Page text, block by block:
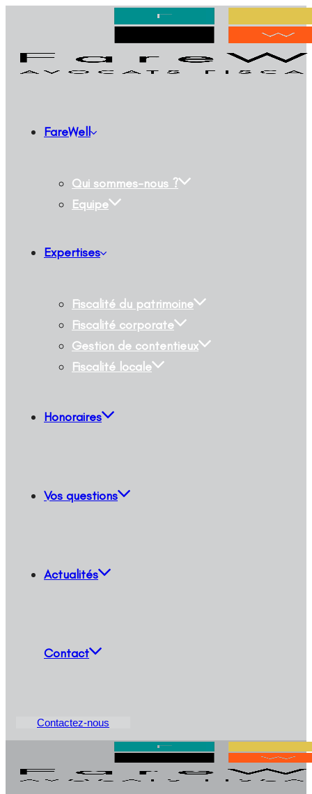
FareWell
Qui sommes-nous ?
Equipe
Expertises
Fiscalité du patrimoine
Fiscalité corporate
Gestion de contentieux
Fiscalité locale
Honoraires
Vos questions
Actualités
Contact
Contactez-nous